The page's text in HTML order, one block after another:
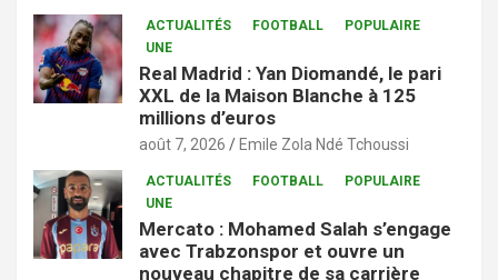
ACTUALITÉS FOOTBALL
POPULAIRE
UNE
Real Madrid : Yan Diomandé, le pari
XXL de la Maison Blanche à 125
millions d’euros
août 7, 2026 Emile Zola Ndé Tchoussi
ACTUALITÉS FOOTBALL
POPULAIRE
UNE
Mercato : Mohamed Salah s’engage
avec Trabzonspor et ouvre un
nouveau chapitre de sa carrière